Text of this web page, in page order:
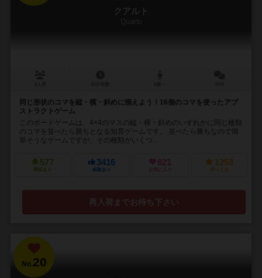
クアルト
Quarto
同じ形状のコマを縦・横・斜めに揃えよう！16個のコマを使ったアブ
ストラクトゲーム
このボードゲームは、4×4のマスの縦・横・斜めのいずれかに同じ種類
のコマを並べたら勝ちとなる知育ゲームです。 並べたら勝ちなので簡
単そうなゲームですが、その種類がいくつ...
577
興味あり
3416
経験あり
821
お気に入り
1253
持ってる
再入荷までお待ち下さい
No.20